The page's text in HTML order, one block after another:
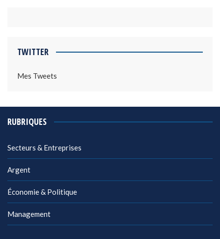
TWITTER
Mes Tweets
RUBRIQUES
Secteurs & Entreprises
Argent
Économie & Politique
Management